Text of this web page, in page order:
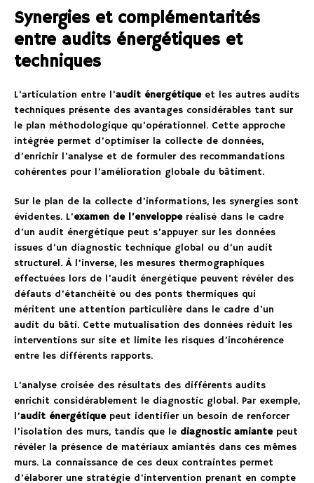
Synergies et complémentarités
entre audits énergétiques et
techniques
L’articulation entre l’audit énergétiqueet les autres audits
techniques présente des avantages considérables tant sur
le plan méthodologique qu’opérationnel. Cette approche
intégrée permet d’optimiser la collecte de données,
d’enrichir l’analyse et de formuler des recommandations
cohérentes pour l’amélioration globale du bâtiment.
Sur le plan de la collecte d’informations, les synergies sont
évidentes. L’examen de l’envelopperéalisé dans le cadre
d’un audit énergétique peut s’appuyer sur les données
issues d’un diagnostic technique global ou d’un audit
structurel. À l’inverse, les mesures thermographiques
effectuées lors de l’audit énergétique peuvent révéler des
défauts d’étanchéité ou des ponts thermiques qui
méritent une attention particulière dans le cadre d’un
audit du bâti. Cette mutualisation des données réduit les
interventions sur site et limite les risques d’incohérence
entre les différents rapports.
L’analyse croisée des résultats des différents audits
enrichit considérablement le diagnostic global. Par exemple,
l’audit énergétiquepeut identifier un besoin de renforcer
l’isolation des murs, tandis que le diagnostic amiantepeut
révéler la présence de matériaux amiantés dans ces mêmes
murs. La connaissance de ces deux contraintes permet
d’élaborer une stratégie d’intervention prenant en compte